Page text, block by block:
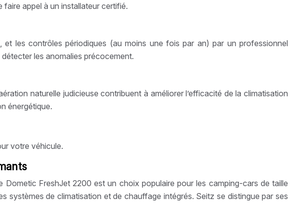
appel à un installateur certifié.
les contrôles périodiques (au moins une fois par an) par un professionnel
les anomalies précocement.
naturelle judicieuse contribuent à améliorer l’efficacité de la climatisation
énergétique.
votre véhicule.
FreshJet 2200 est un choix populaire pour les camping-cars de taille
de climatisation et de chauffage intégrés. Seitz se distingue par ses